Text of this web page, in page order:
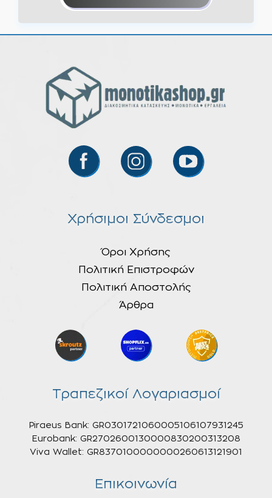
Χρήσιμοι Σύνδεσμοι
Όροι Χρήσης
Πολιτική Επιστροφών
Πολιτική Αποστολής
Άρθρα
Τραπεζικοί Λογαριασμοί
Piraeus Bank: GR0301721060005106107931245
Eurobank: GR2702600130000830200313208
Viva Wallet: GR8370100000000260613121901
Επικοινωνία